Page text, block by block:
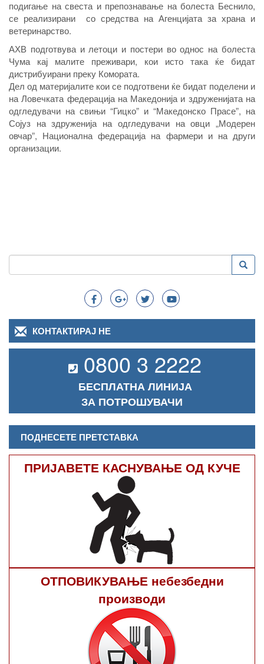
подигање на свеста и препознавање на болеста Беснило,
се реализирани со средства на Агенцијата за храна и
ветеринарство.
АХВ подготвува и летоци и постери во однос на болеста
Чума кај малите преживари, кои исто така ќе бидат
дистрибуирани преку Комората.
Дел од материјалите кои се подготвени ќе бидат поделени и
на Ловечката федерација на Македонија и здруженијата на
одгледувачи на свињи “Гицко” и “Македонско Прасе”, на
Сојуз на здруженија на одгледувачи на овци „Модерен
овчар”, Национална федерација на фармери и на други
организации.
Search
Пребарување
КОНТАКТИРАЈ НЕ
0800 3 2222
БЕСПЛАТНА ЛИНИЈА
ЗА ПОТРОШУВАЧИ
ПОДНЕСЕТЕ ПРЕТСТАВКА
ПРИЈАВЕТЕ КАСНУВАЊЕ ОД КУЧЕ
ОТПОВИКУВАЊЕ небезбедни
производи